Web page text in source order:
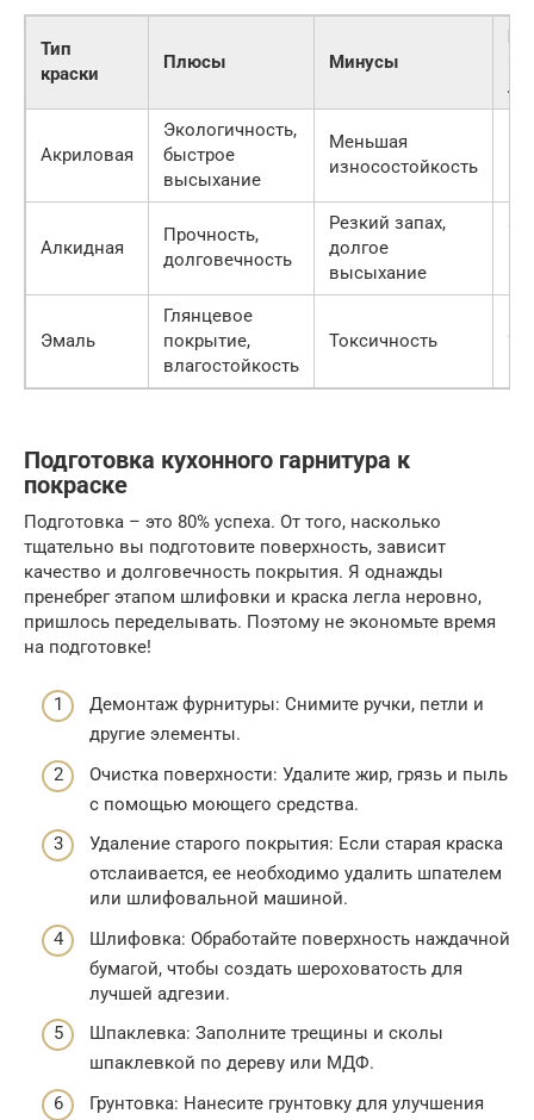
Тип
краски
Плюсы Минусы
Акриловая
Экологичность,
быстрое
высыхание
Меньшая
износостойкость
Алкидная
Прочность,
долговечность
Резкий запах,
долгое
высыхание
Эмаль
Глянцевое
покрытие,
влагостойкость
Токсичность
Подготовка кухонного гарнитура к
покраске
Подготовка – это 80% успеха. От того, насколько
тщательно вы подготовите поверхность, зависит
качество и долговечность покрытия. Я однажды
пренебрег этапом шлифовки и краска легла неровно,
пришлось переделывать. Поэтому не экономьте время
на подготовке!
Демонтаж фурнитуры: Снимите ручки, петли и
другие элементы.
Очистка поверхности: Удалите жир, грязь и пыль
с помощью моющего средства.
Удаление старого покрытия: Если старая краска
отслаивается, ее необходимо удалить шпателем
или шлифовальной машиной.
Шлифовка: Обработайте поверхность наждачной
бумагой, чтобы создать шероховатость для
лучшей адгезии.
Шпаклевка: Заполните трещины и сколы
шпаклевкой по дереву или МДФ.
Грунтовка: Нанесите грунтовку для улучшения